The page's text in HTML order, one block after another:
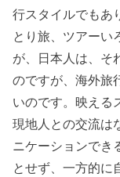
行スタイルでもあ
とり旅、ツアーい
が、日本人は、そ
のですが、海外旅
いのです。映える
現地人との交流は
ニケーションでき
とせず、一方的に